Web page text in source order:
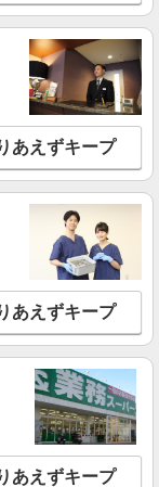
割増賃金を適用 ※
望日払い制度あり
合 日勤：時給
円 夜勤：時給1,400
時間46分×11日＝
円（40時間分）
変更の範囲：会社
細を見る
円以上（残業・休
通勤OK
を見る
円以上（残業・休
費全額支
通勤OK
あえずキープ
あえずキープ
あえずキープ